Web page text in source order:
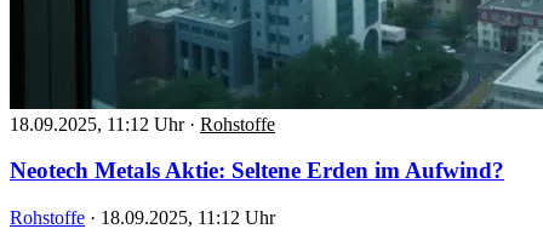
18.09.2025, 11:12 Uhr · Rohstoffe
Neotech Metals Aktie: Seltene Erden im Aufwind?
Rohstoffe · 18.09.2025, 11:12 Uhr